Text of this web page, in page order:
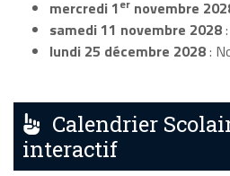
mercredi 1er novembre
samedi 11 novembre 2028
lundi 25 décembre 2028:
Calendrier
interactif